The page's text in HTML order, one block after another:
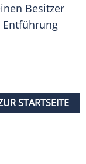
Besitzer
STARTSEITE